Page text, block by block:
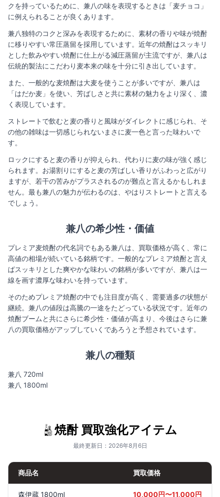
クを持っているために、兼八の味を表現するときは「麦チョコ」
に例えられることが良くあります。
兼八独特のコクと深みを表現するために、素材の香りや味が焼酎
に移りやすい常圧蒸留を採用しています。近年の焼酎はスッキリ
とした飲みやすい焼酎に仕上がる減圧蒸留が主流ですが、兼八は
伝統的製法にこだわり麦本来の味を十分に引き出しています。
また、一般的な麦焼酎は大麦を使うことが多いですが、兼八は
「はだか麦」を使い、芳ばしさと共に素材の魅力をより深く、濃
く表現しています。
ストレートで飲むと麦の香りと風味がダイレクトに感じられ、そ
の他の雑味は一切感じられないまさに麦一色と言った味わいで
す。
ロックにすると麦の香りが抑えられ、代わりに麦の味が強く感じ
られます。お湯割りにすると麦の芳ばしい香りがふわっと広がり
ますが、若干の苦みがプラスされるのが難点と言えるかもしれま
せん。最も兼八の魅力が伝わるのは、やはりストレートと言える
でしょう。
兼八の希少性・価値​
プレミア麦焼酎の代名詞でもある兼八は、買取価格が高く、常に
高値の相場が続いている銘柄です。一般的なプレミア焼酎と言え
ばスッキリとした爽やかな味わいの銘柄が多いですが、兼八は一
線を画す濃厚な味わいを持っています。
そのためプレミア焼酎の中でも注目度が高く、需要過多の状態が
継続。兼八の値段は高騰の一途をたどっている状況です。近年の
焼酎ブームと共にさらに希少性・価値が高まり、今後はさらに兼
八の買取価格がアップしていくであろうと予想されています。
兼八の種類
兼八 720ml
兼八 1800ml
焼酎 買取強化アイテム
最終更新日：2026年8月6日
商品名 買取価格
森伊蔵 1800ml 10,000円〜11,000円